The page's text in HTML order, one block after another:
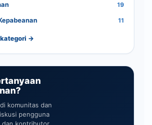
19
11
→
komunitas dan
pengguna